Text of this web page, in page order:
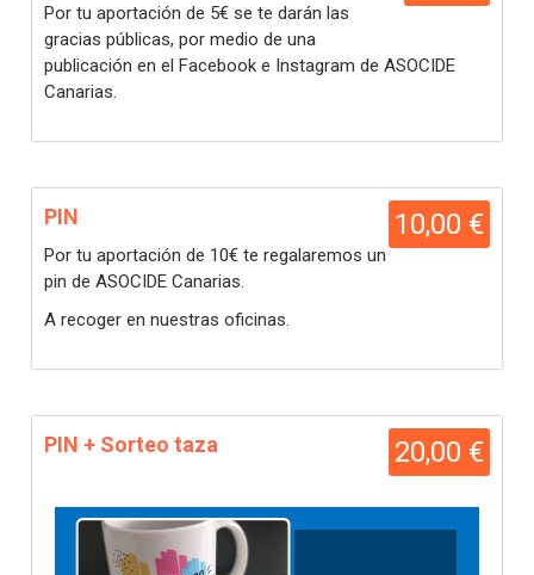
Por tu aportación de 5€ se te darán las
gracias públicas, por medio de una
publicación en el Facebook e Instagram de ASOCIDE
Canarias.
10,00 €
PIN
Por tu aportación de 10€ te regalaremos un
pin de ASOCIDE Canarias.
A recoger en nuestras oficinas.
20,00 €
PIN + Sorteo taza